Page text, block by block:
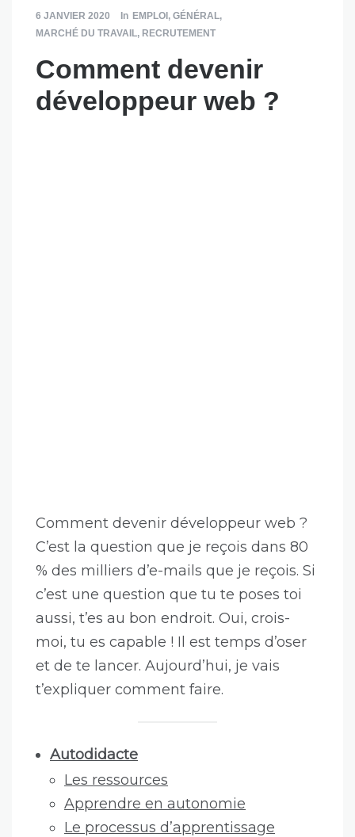
6 JANVIER 2020 In EMPLOI , GÉNÉRAL,
MARCHÉ DU TRAVAIL, RECRUTEMENT
Comment devenir
développeur web ?
Comment devenir développeur web ?
C’est la question que je reçois dans 80
% des milliers d’e-mails que je reçois. Si
c’est une question que tu te poses toi
aussi, t’es au bon endroit. Oui, crois-
moi, tu es capable ! Il est temps d’oser
et de te lancer. Aujourd’hui, je vais
t’expliquer comment faire.
Autodidacte
Les ressources
Apprendre en autonomie
Le processus d’apprentissage